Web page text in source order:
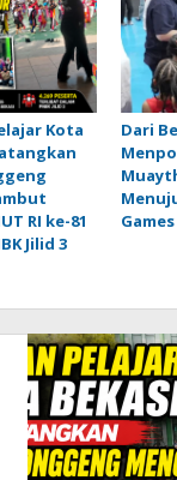
Kota
RI ke-81
Jilid 3
Dari
Games